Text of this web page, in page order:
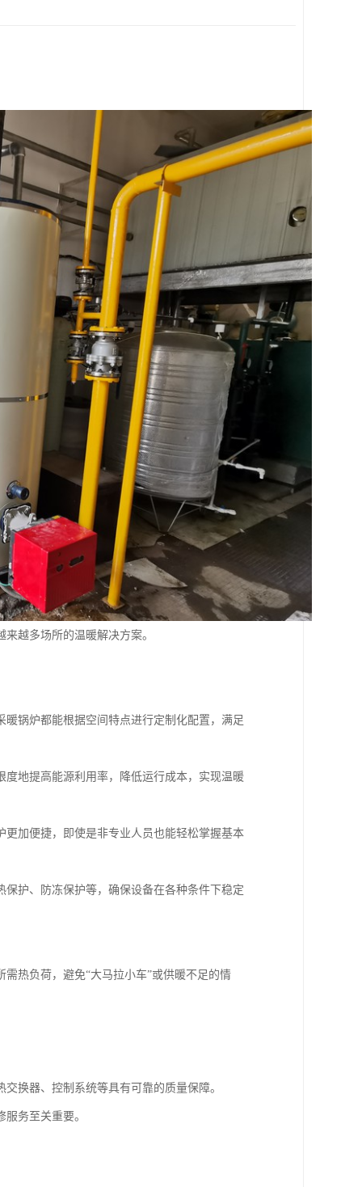
越多场所的温暖解决方案。
锅炉都能根据空间特点进行定制化配置，满足
地提高能源利用率，降低运行成本，实现温暖
加便捷，即使是非专业人员也能轻松掌握基本
护、防冻保护等，确保设备在各种条件下稳定
热负荷，避免“大马拉小车”或供暖不足的情
换器、控制系统等具有可靠的质量保障。
务至关重要。